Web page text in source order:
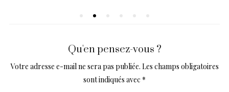
Qu'en pensez-vous ?
Votre adresse e-mail ne sera pas publiée. Les champs obligatoires
sont indiqués avec *